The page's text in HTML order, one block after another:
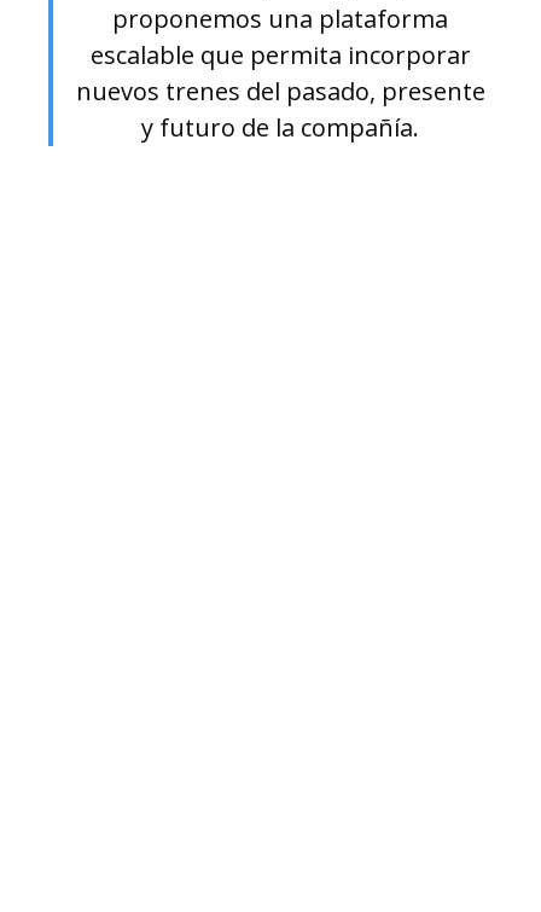
proponemos una plataforma
escalable que permita incorporar
nuevos trenes del pasado, presente
y futuro de la compañía.